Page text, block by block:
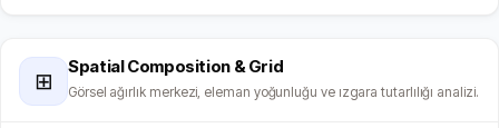
⊞
Spatial Composition & Grid
Görsel ağırlık merkezi, eleman yoğunluğu ve ızgara tutarlılığı analizi.